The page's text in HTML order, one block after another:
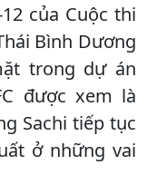
của Cuộc thi
Bình Dương
trong dự án
được xem là
Sachi tiếp tục
ở những vai